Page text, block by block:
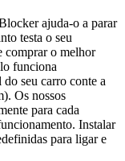
ajuda-o a parar
testa o seu
comprar o melhor
funciona
seu carro conte a
Os nossos
para cada
Instalar
para ligar e